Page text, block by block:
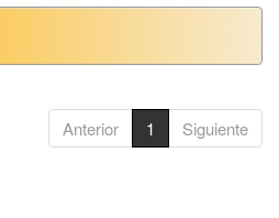
Anterior 1 Siguiente